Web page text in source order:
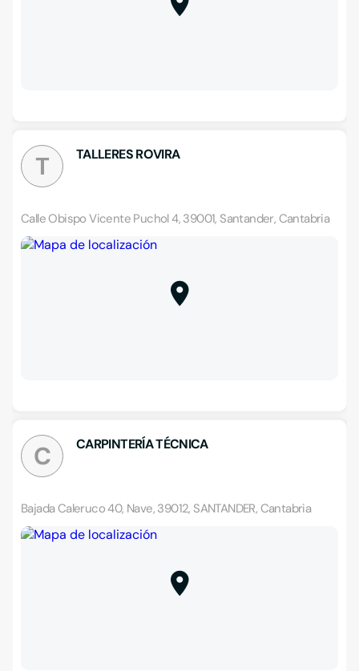
T TALLERES ROVIRA
Calle Obispo Vicente Puchol 4, 39001, Santander, Cantabria
C CARPINTERÍA TÉCNICA
Bajada Caleruco 40, Nave, 39012, SANTANDER, Cantabria